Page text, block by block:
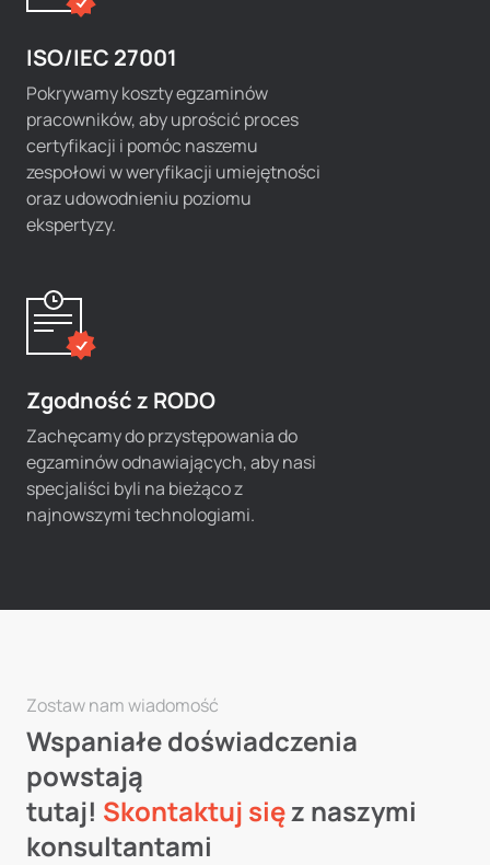
ISO/IEC 27001
Pokrywamy koszty egzaminów
pracowników, aby uprościć proces
certyfikacji i pomóc naszemu
zespołowi w weryfikacji umiejętności
oraz udowodnieniu poziomu
ekspertyzy.
Zgodność z RODO
Zachęcamy do przystępowania do
egzaminów odnawiających, aby nasi
specjaliści byli na bieżąco z
najnowszymi technologiami.
Zostaw nam wiadomość
Wspaniałe doświadczenia
powstają
tutaj! Skontaktuj sięz naszymi
konsultantami